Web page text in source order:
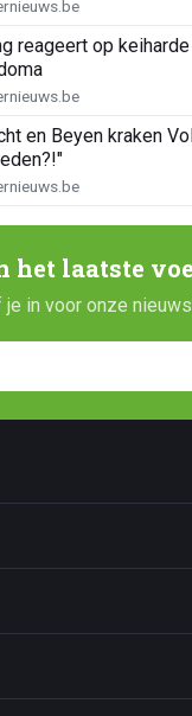
reageert op
en Beyen kraken
het laatste
je in voor onze